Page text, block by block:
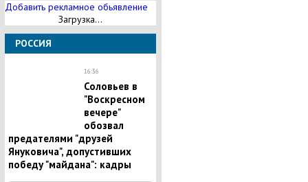
Добавить рекламное обьявление
Загрузка...
РОССИЯ
16:36
Соловьев в
"Воскресном
вечере"
обозвал
предателями "друзей
Януковича", допустивших
победу "майдана": кадры